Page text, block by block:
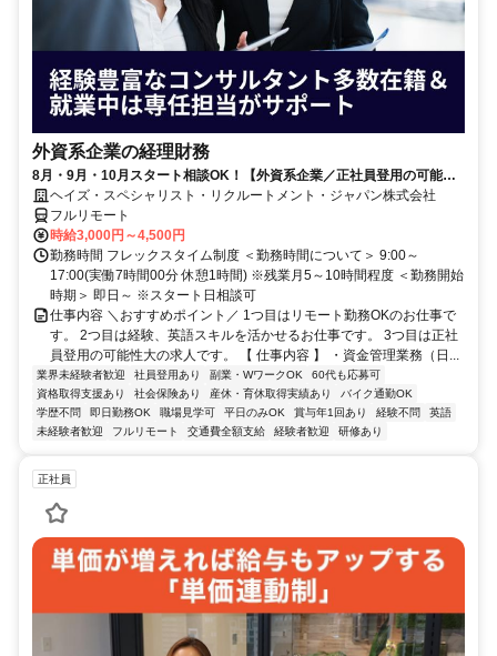
外資系企業の経理財務
8月・9月・10月スタート相談OK！【外資系企業／正社員登用の可能性
大／700万～800万／リモート勤務OK】経理財務
ヘイズ・スペシャリスト・リクルートメント・ジャパン株式会社
フルリモート
時給3,000円～4,500円
勤務時間 フレックスタイム制度 ＜勤務時間について＞ 9:00～
17:00(実働7時間00分 休憩1時間) ※残業月5～10時間程度 ＜勤務開始
時期＞ 即日～ ※スタート日相談可
仕事内容 ＼おすすめポイント／ 1つ目はリモート勤務OKのお仕事で
す。 2つ目は経験、英語スキルを活かせるお仕事です。 3つ目は正社
員登用の可能性大の求人です。 【 仕事内容 】 ・資金管理業務（日...
業界未経験者歓迎 社員登用あり 副業・WワークOK
60代も応募可
資格取得支援あり
社会保険あり 産休・育休取得実績あり
バイク通勤OK
学歴不問
即日勤務OK 職場見学可 平日のみOK 賞与年1回あり 経験不問
英語
未経験者歓迎
フルリモート 交通費全額支給 経験者歓迎 研修あり
正社員